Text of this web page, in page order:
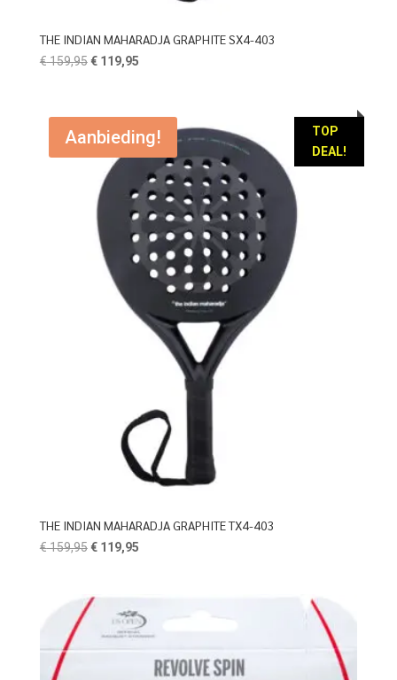
THE INDIAN MAHARADJA GRAPHITE SX4-403
€159,95 Oorspronkelijke
€ 159,95.
€119,95Huidige
€ 119,95.
TOP
DEAL!
Aanbieding!
THE INDIAN MAHARADJA GRAPHITE TX4-403
€159,95 Oorspronkelijke
€ 159,95.
€119,95Huidige
€ 119,95.